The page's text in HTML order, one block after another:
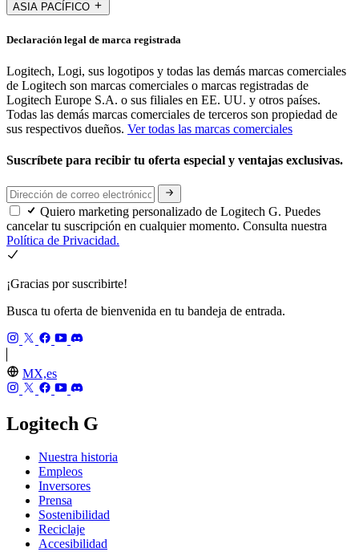
ASIA PACÍFICO
Declaración legal de marca registrada
Logitech, Logi, sus logotipos y todas las demás marcas comerciales
de Logitech son marcas comerciales o marcas registradas de
Logitech Europe S.A. o sus filiales en EE. UU. y otros países.
Todas las demás marcas comerciales de terceros son propiedad de
sus respectivos dueños. Ver todas las marcas comerciales
Suscríbete para recibir tu oferta especial y ventajas exclusivas.
Quiero marketing personalizado de Logitech G. Puedes
cancelar tu suscripción en cualquier momento. Consulta nuestra
Política de Privacidad.
¡Gracias por suscribirte!
Busca tu oferta de bienvenida en tu bandeja de entrada.
MX,es
Logitech G
Nuestra historia
Empleos
Inversores
Prensa
Sostenibilidad
Reciclaje
Accesibilidad